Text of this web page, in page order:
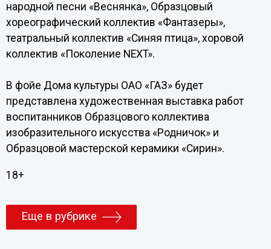
народной песни «Веснянка», Образцовый
хореографический коллектив «Фантазеры»,
театральный коллектив «Синяя птица», хоровой
коллектив «Поколение NEXT».
В фойе Дома культуры ОАО «ГАЗ» будет
представлена художественная выставка работ
воспитанников Образцового коллектива
изобразительного искусства «Родничок» и
Образцовой мастерской керамики «Сирин».
18+
Еще в рубрике